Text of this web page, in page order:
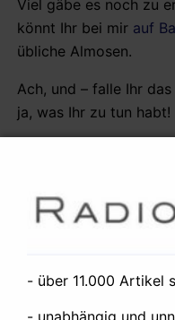
Viel gäbe es noch zu
könnt Ihr bei mir auf
übliche Almosen.
Ach, und – falle Ihr
ja, was Ihr zu tun habt!
Monica Pokorna
, Musik
- über 11.000 Artikel
- unabhängig und